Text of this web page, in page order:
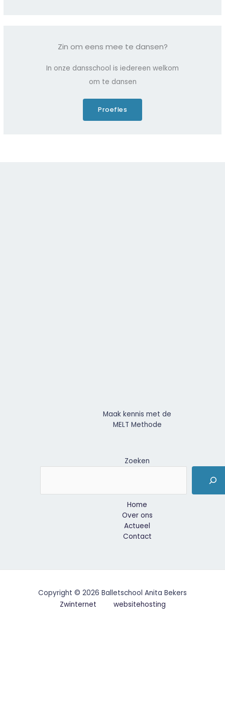
Zin om eens mee te dansen?
In onze dansschool is iedereen welkom
om te dansen
Proefles
Maak kennis met de
MELT Methode
Zoeken
Home
Over ons
Actueel
Contact
Copyright © 2026 Balletschool Anita Bekers
Zwinternet
websitehosting